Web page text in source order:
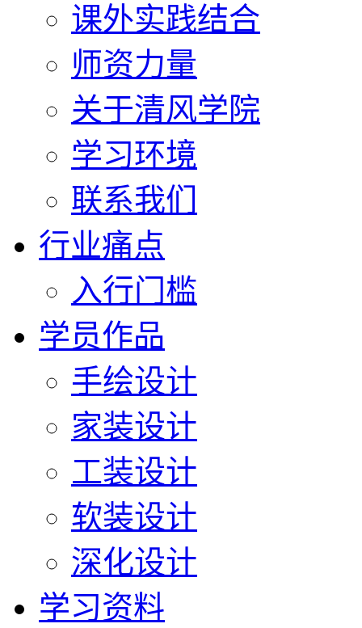
课外实践结合
师资力量
关于清风学院
学习环境
联系我们
行业痛点
入行门槛
学员作品
手绘设计
家装设计
工装设计
软装设计
深化设计
学习资料